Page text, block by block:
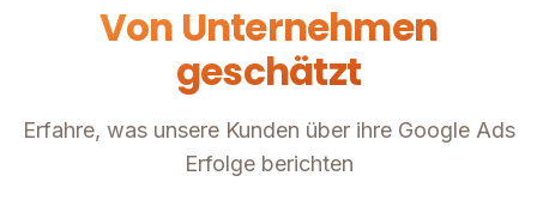
Von Unternehmen
geschätzt
Erfahre, was unsere Kunden über ihre Google Ads
Erfolge berichten